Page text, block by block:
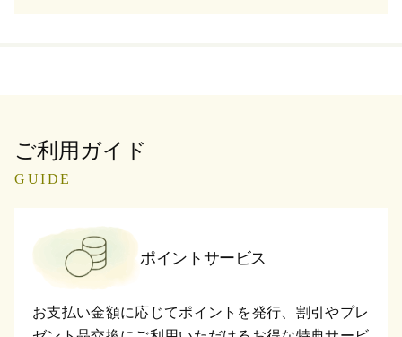
ご利用ガイド
GUIDE
ポイントサービス
お支払い金額に応じてポイントを発行、割引やプレ